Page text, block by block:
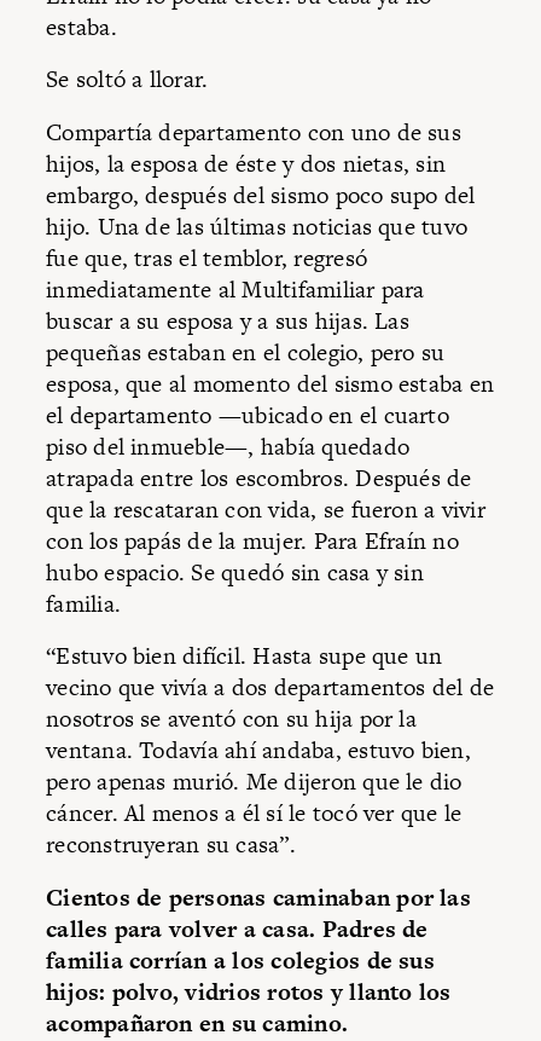
estaba.
Se soltó a llorar.
Compartía departamento con uno de sus
hijos, la esposa de éste y dos nietas, sin
embargo, después del sismo poco supo del
hijo. Una de las últimas noticias que tuvo
fue que, tras el temblor, regresó
inmediatamente al Multifamiliar para
buscar a su esposa y a sus hijas. Las
pequeñas estaban en el colegio, pero su
esposa, que al momento del sismo estaba en
el departamento —ubicado en el cuarto
piso del inmueble—, había quedado
atrapada entre los escombros. Después de
que la rescataran con vida, se fueron a vivir
con los papás de la mujer. Para Efraín no
hubo espacio. Se quedó sin casa y sin
familia.
“Estuvo bien difícil. Hasta supe que un
vecino que vivía a dos departamentos del de
nosotros se aventó con su hija por la
ventana. Todavía ahí andaba, estuvo bien,
pero apenas murió. Me dijeron que le dio
cáncer. Al menos a él sí le tocó ver que le
reconstruyeran su casa”.
Cientos de personas caminaban por las
calles para volver a casa. Padres de
familia corrían a los colegios de sus
hijos: polvo, vidrios rotos y llanto los
acompañaron en su camino.